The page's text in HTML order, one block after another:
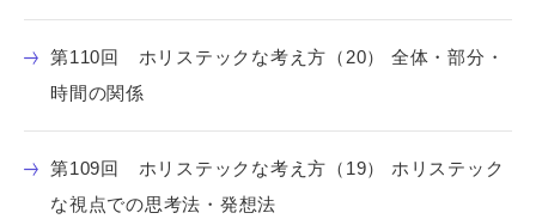
第110回 ホリステックな考え方（20） 全体・部分・
時間の関係
第109回 ホリステックな考え方（19） ホリステック
な視点での思考法・発想法